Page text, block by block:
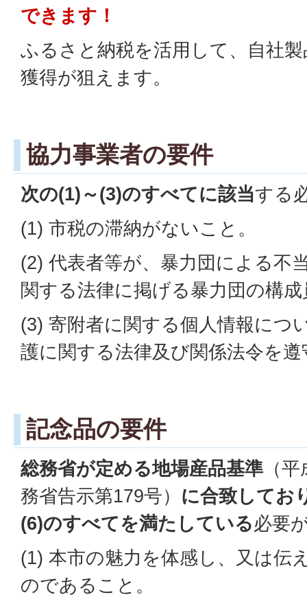
できます！
ふるさと納税を活用して、自社
獲得が狙えます。
協力事業者の要件
次の(1)～(3)のすべてに該当する
(1) 市税の滞納がないこと。
(2) 代表者等が、暴力団による不
関する法律に掲げる暴力団の構
(3) 寄附者に関する個人情報につ
護に関する法律及び関係法令を
記念品の要件
総務省が定める地場産品基準 （
務省告示第179号） に合致してお
(6)のすべてを満たしている必要
(1) 本市の魅力を体感し、又は伝
のであること。